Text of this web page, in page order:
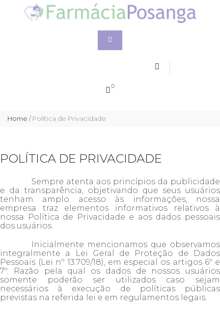
0
Home /Política de Privacidade
POLÍTICA DE PRIVACIDADE
Sempre atenta aos princípios da publicidade
e da transparência, objetivando que seus usuários
tenham amplo acesso às informações, nossa
empresa traz elementos informativos relativos à
nossa Política de Privacidade e aos dados pessoais
dos usuários.
Inicialmente mencionamos que observamos
integralmente a Lei Geral de Proteção de Dados
Pessoais (Lei nº 13.709/18), em especial os artigos 6º e
7º. Razão pela qual os dados de nossos usuários
somente poderão ser utilizados caso sejam
necessários à execução de políticas públicas
previstas na referida lei e em regulamentos legais.